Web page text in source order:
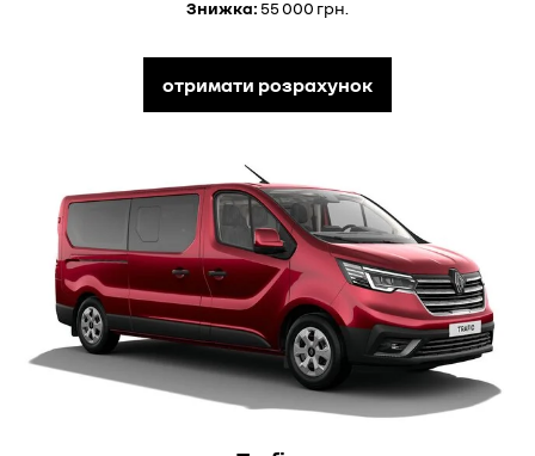
Знижка: 55 000 грн.
отримати розрахунок